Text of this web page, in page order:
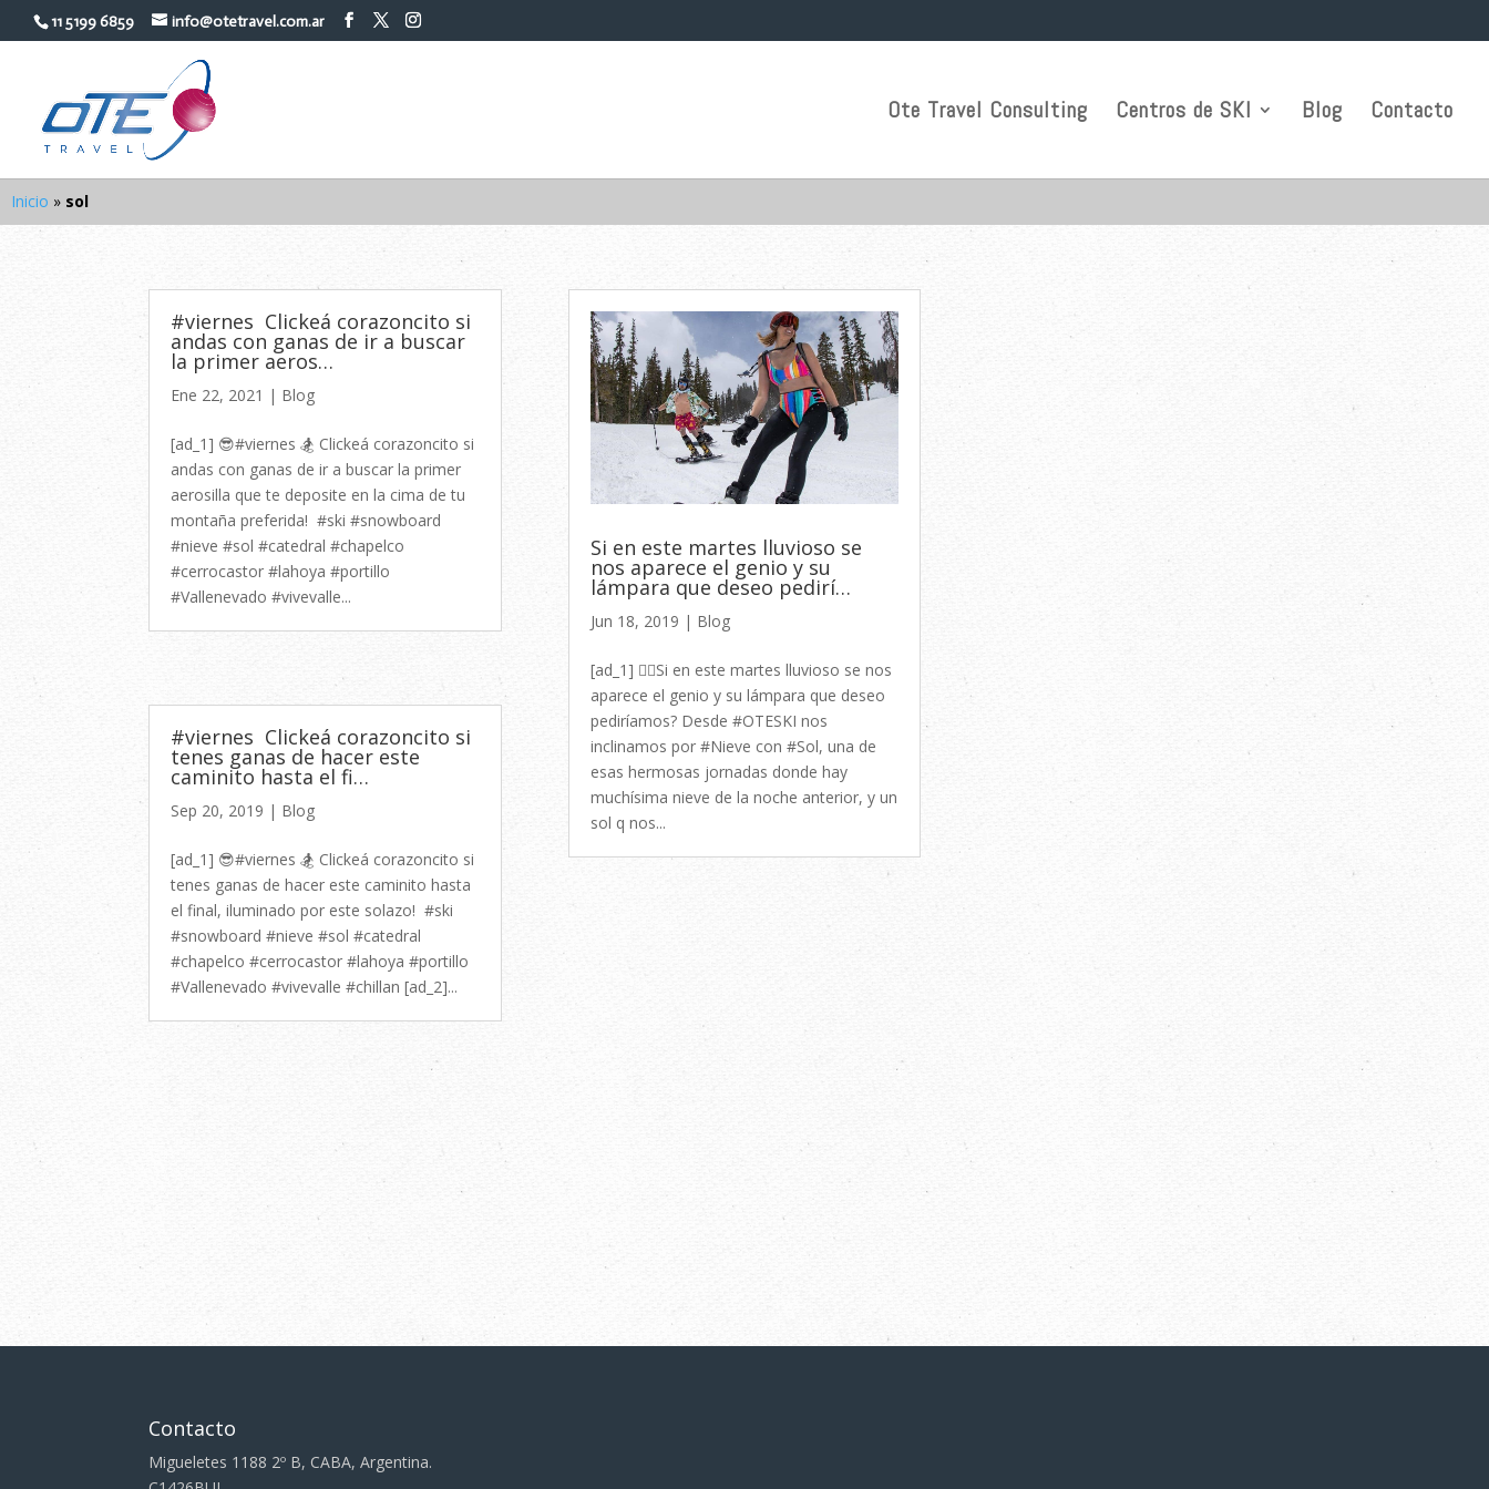
11 5199 6859 info@otetravel.com.ar
Ote Travel Consulting Centros de SKI Blog Contacto
Inicio » sol
#viernes ⁠ Clickeá corazoncito si
andas con ganas de ir a buscar
la primer aeros…
Ene 22, 2021 | Blog
[ad_1] 😎#viernes 🏂⁠ Clickeá corazoncito si
andas con ganas de ir a buscar la primer
aerosilla que te deposite en la cima de tu
montaña preferida! ⁠ #ski #snowboard
#nieve #sol #catedral⁠ #chapelco
#cerrocastor #lahoya #portillo⁠
#Vallenevado #vivevalle...
#viernes ⁠ Clickeá corazoncito si
tenes ganas de hacer este
caminito hasta el fi…
Sep 20, 2019 | Blog
[ad_1] 😎#viernes 🏂⁠ Clickeá corazoncito si
tenes ganas de hacer este caminito hasta
el final, iluminado por este solazo!⁠ ⁠ #ski
#snowboard #nieve #sol #catedral⁠
#chapelco #cerrocastor #lahoya #portillo⁠
#Vallenevado #vivevalle #chillan [ad_2]...
Si en este martes lluvioso se
nos aparece el genio y su
lámpara que deseo pedirí…
Jun 18, 2019 | Blog
[ad_1] 🧞‍♂️Si en este martes lluvioso se nos
aparece el genio y su lámpara que deseo
pediríamos? Desde #OTESKI nos
inclinamos por #Nieve con #Sol, una de
esas hermosas jornadas donde hay
muchísima nieve de la noche anterior, y un
sol q nos...
Contacto
Migueletes 1188 2º B, CABA, Argentina.